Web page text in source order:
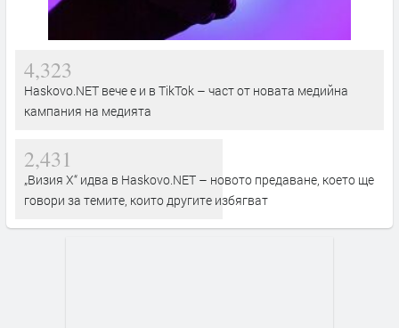
4,323
Haskovo.NET вече е и в TikTok – част от новата медийна
кампания на медията
2,431
„Визия Х“ идва в Haskovo.NET – новото предаване, което ще
говори за темите, които другите избягват